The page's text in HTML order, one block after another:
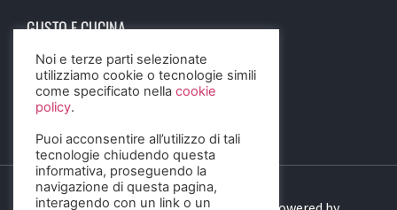
GUSTO E CUCINA
SCIENZA E SALUTE
STORIA E CULTURA
Noi e terze parti selezionate
utilizziamo cookie o tecnologie simili
come specificato nella cookie
policy.
Puoi acconsentire all’utilizzo di tali
tecnologie chiudendo questa
informativa, proseguendo la
navigazione di questa pagina,
interagendo con un link o un